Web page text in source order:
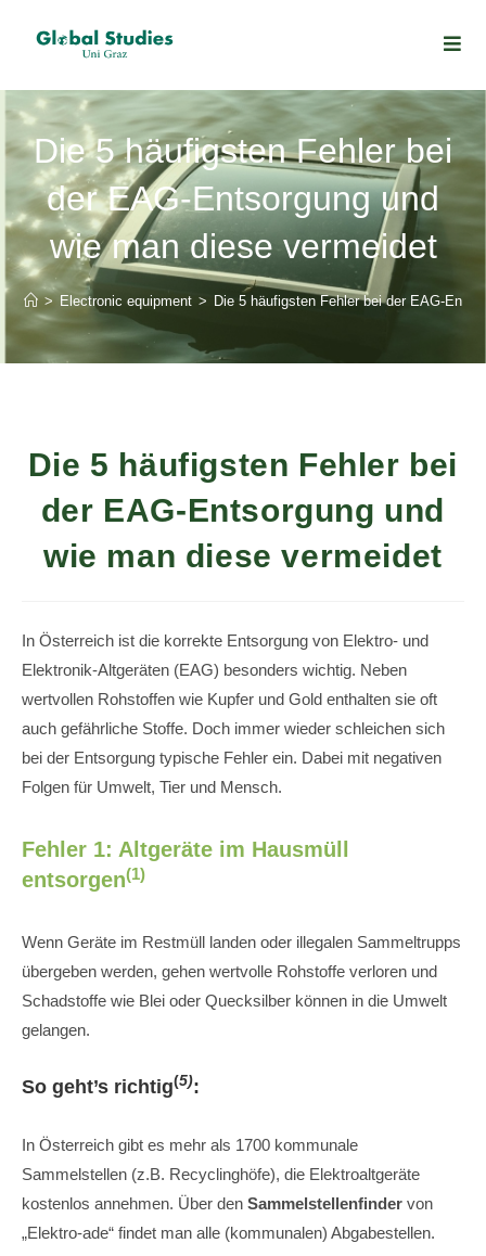
Die 5 häufigsten Fehler bei
der EAG-Entsorgung und
wie man diese vermeidet
> Electronic equipment > Die 5 häufigsten Fehler bei der EAG-
Die 5 häufigsten Fehler bei
der EAG-Entsorgung und
wie man diese vermeidet
In Österreich ist die korrekte Entsorgung von Elektro- und
Elektronik-Altgeräten (EAG) besonders wichtig. Neben
wertvollen Rohstoffen wie Kupfer und Gold enthalten sie oft
auch gefährliche Stoffe. Doch immer wieder schleichen sich
bei der Entsorgung typische Fehler ein. Dabei mit negativen
Folgen für Umwelt, Tier und Mensch.
Fehler 1: Altgeräte im Hausmüll
entsorgen(1)
Wenn Geräte im Restmüll landen oder illegalen Sammeltrupps
übergeben werden, gehen wertvolle Rohstoffe verloren und
Schadstoffe wie Blei oder Quecksilber können in die Umwelt
gelangen.
So geht’s richtig(5):
In Österreich gibt es mehr als 1700 kommunale
Sammelstellen (z.B. Recyclinghöfe), die Elektroaltgeräte
kostenlos annehmen. Über den Sammelstellenfinder von
„Elektro-ade“ findet man alle (kommunalen) Abgabestellen.